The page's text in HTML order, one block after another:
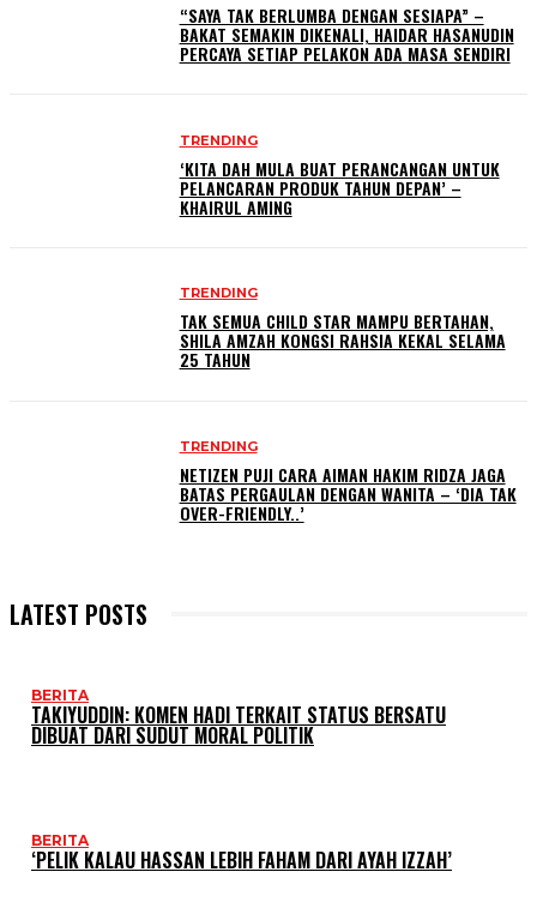
“SAYA TAK BERLUMBA DENGAN SESIAPA” –
BAKAT SEMAKIN DIKENALI, HAIDAR HASANUDIN
PERCAYA SETIAP PELAKON ADA MASA SENDIRI
TRENDING
‘KITA DAH MULA BUAT PERANCANGAN UNTUK
PELANCARAN PRODUK TAHUN DEPAN’ –
KHAIRUL AMING
TRENDING
TAK SEMUA CHILD STAR MAMPU BERTAHAN,
SHILA AMZAH KONGSI RAHSIA KEKAL SELAMA
25 TAHUN
TRENDING
NETIZEN PUJI CARA AIMAN HAKIM RIDZA JAGA
BATAS PERGAULAN DENGAN WANITA – ‘DIA TAK
OVER-FRIENDLY..’
LATEST POSTS
BERITA
TAKIYUDDIN: KOMEN HADI TERKAIT STATUS BERSATU
DIBUAT DARI SUDUT MORAL POLITIK
BERITA
‘PELIK KALAU HASSAN LEBIH FAHAM DARI AYAH IZZAH’